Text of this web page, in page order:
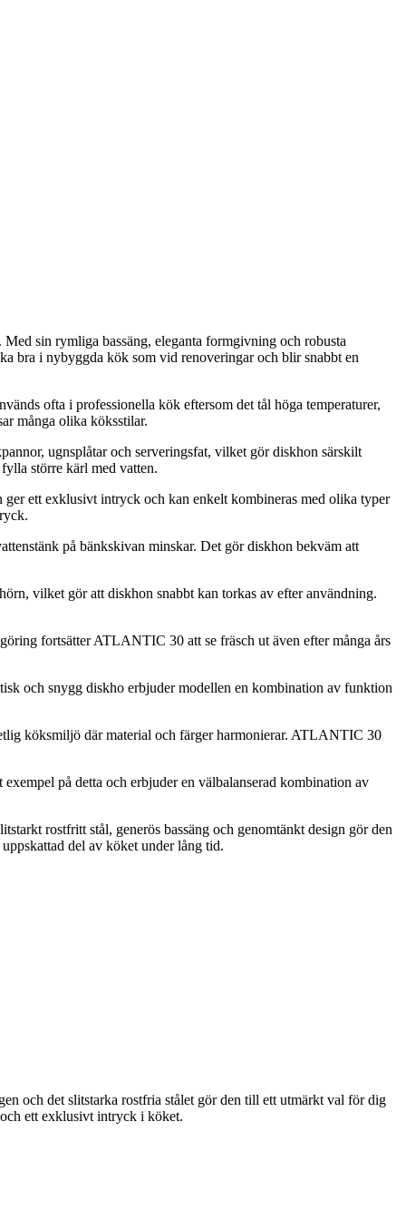
sin rymliga bassäng, eleganta formgivning och robusta
bra i nybyggda kök som vid renoveringar och blir snabbt en
ofta i professionella kök eftersom det tål höga temperaturer,
många olika köksstilar.
ugnsplåtar och serveringsfat, vilket gör diskhon särskilt
större kärl med vatten.
ett exklusivt intryck och kan enkelt kombineras med olika typer
på bänkskivan minskar. Det gör diskhon bekväm att
vilket gör att diskhon snabbt kan torkas av efter användning.
fortsätter ATLANTIC 30 att se fräsch ut även efter många års
och snygg diskho erbjuder modellen en kombination av funktion
köksmiljö där material och färger harmonierar. ATLANTIC 30
på detta och erbjuder en välbalanserad kombination av
rostfritt stål, generös bassäng och genomtänkt design gör den
del av köket under lång tid.
och det slitstarka rostfria stålet gör den till ett utmärkt val för dig
ett exklusivt intryck i köket.